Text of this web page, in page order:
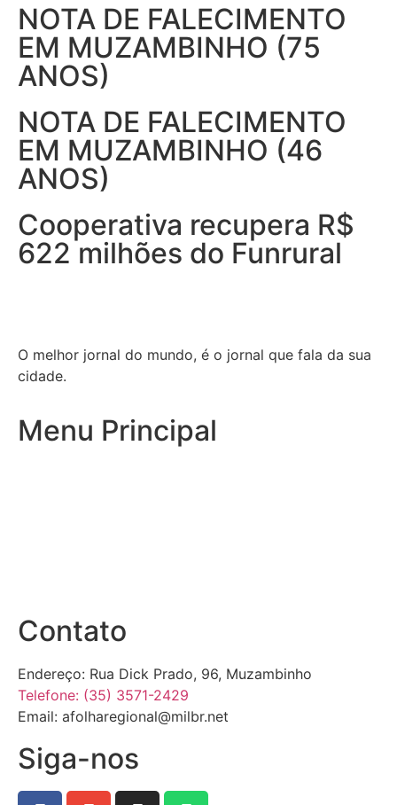
NOTA DE FALECIMENTO
EM MUZAMBINHO (75
ANOS)
NOTA DE FALECIMENTO
EM MUZAMBINHO (46
ANOS)
Cooperativa recupera R$
622 milhões do Funrural
O melhor jornal do mundo, é o jornal que fala da sua
cidade.
Menu Principal
Contato
Endereço: Rua Dick Prado, 96, Muzambinho
Telefone: (35) 3571-2429
Email: afolharegional@milbr.net
Siga-nos